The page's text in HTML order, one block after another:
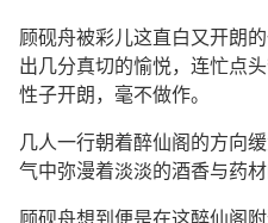
顾砚舟被彩儿这直白又开朗
出几分真切的愉悦，连忙点
性子开朗，毫不做作。
几人一行朝着醉仙阁的方向
气中弥漫着淡淡的酒香与药材